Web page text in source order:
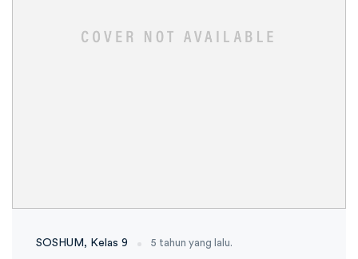
SOSHUM Kelas 9 5 tahun yang lalu.